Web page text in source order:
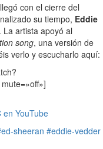
con el cierre del
su tiempo, Eddie
artista apoyó al
song, una versión de
verlo y escucharlo aquí:
en YouTube
sheeran #eddie-vedder